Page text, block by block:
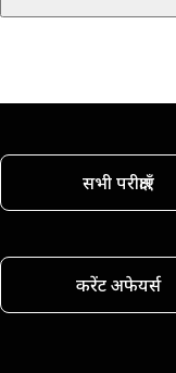
सभी परीक्षाएँ
करेंट अफेयर्स